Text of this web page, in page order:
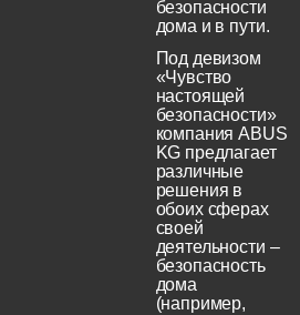
безопасности
дома и в пути.
Под девизом
«Чувство
настоящей
безопасности»
компания ABUS
KG предлагает
различные
решения в
обоих сферах
своей
деятельности –
безопасность
дома
(например,